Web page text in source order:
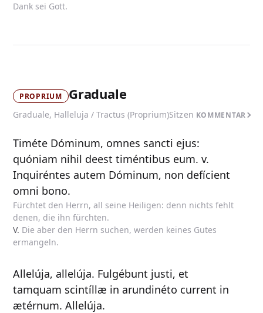
Dank sei Gott.
PROPRIUM Graduale
Graduale, Halleluja / Tractus (Proprium)Sitzen KOMMENTAR
Timéte Dóminum, omnes sancti ejus:
quóniam nihil deest timéntibus eum. v.
Inquiréntes autem Dóminum, non defícient
omni bono.
Fürchtet den Herrn, all seine Heiligen: denn nichts fehlt
denen, die ihn fürchten.
V. Die aber den Herrn suchen, werden keines Gutes
ermangeln.
Allelúja, allelúja. Fulgébunt justi, et
tamquam scintíllæ in arundinéto current in
ætérnum. Allelúja.